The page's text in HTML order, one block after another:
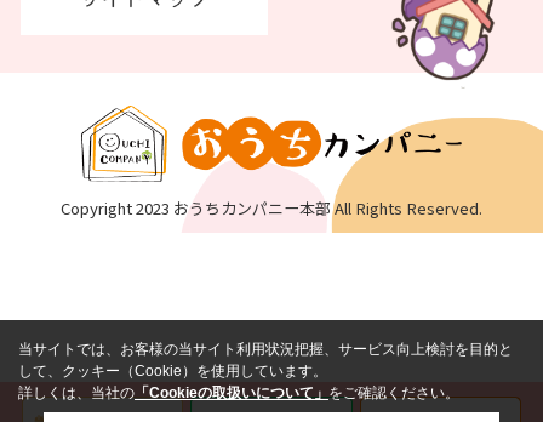
Copyright 2023 おうちカンパニー本部 All Rights Reserved.
当サイトでは、お客様の当サイト利用状況把握、サービス向上検討を目的と
して、クッキー（Cookie）を使用しています。
詳しくは、当社の 「Cookieの取扱いについて」 をご確認ください。